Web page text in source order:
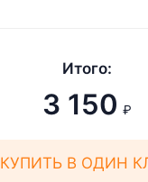
Итого:
3 150 ₽
КУПИТЬ В ОДИН